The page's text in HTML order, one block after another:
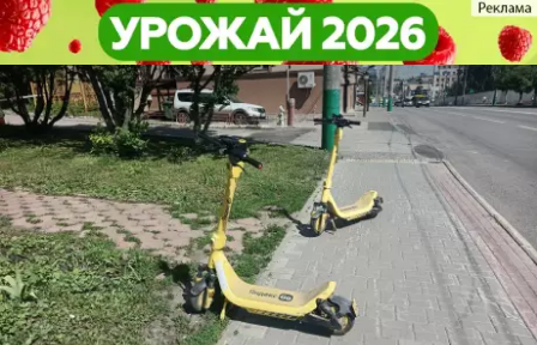
Пензенцы продолжают бросать
самокаты на тротуарах
Из жизни
Пензенцы продолжают бросать
самокаты на тротуарах
Из жизни
Другие новости
по теме
Погода и курсы
валют в Пензе